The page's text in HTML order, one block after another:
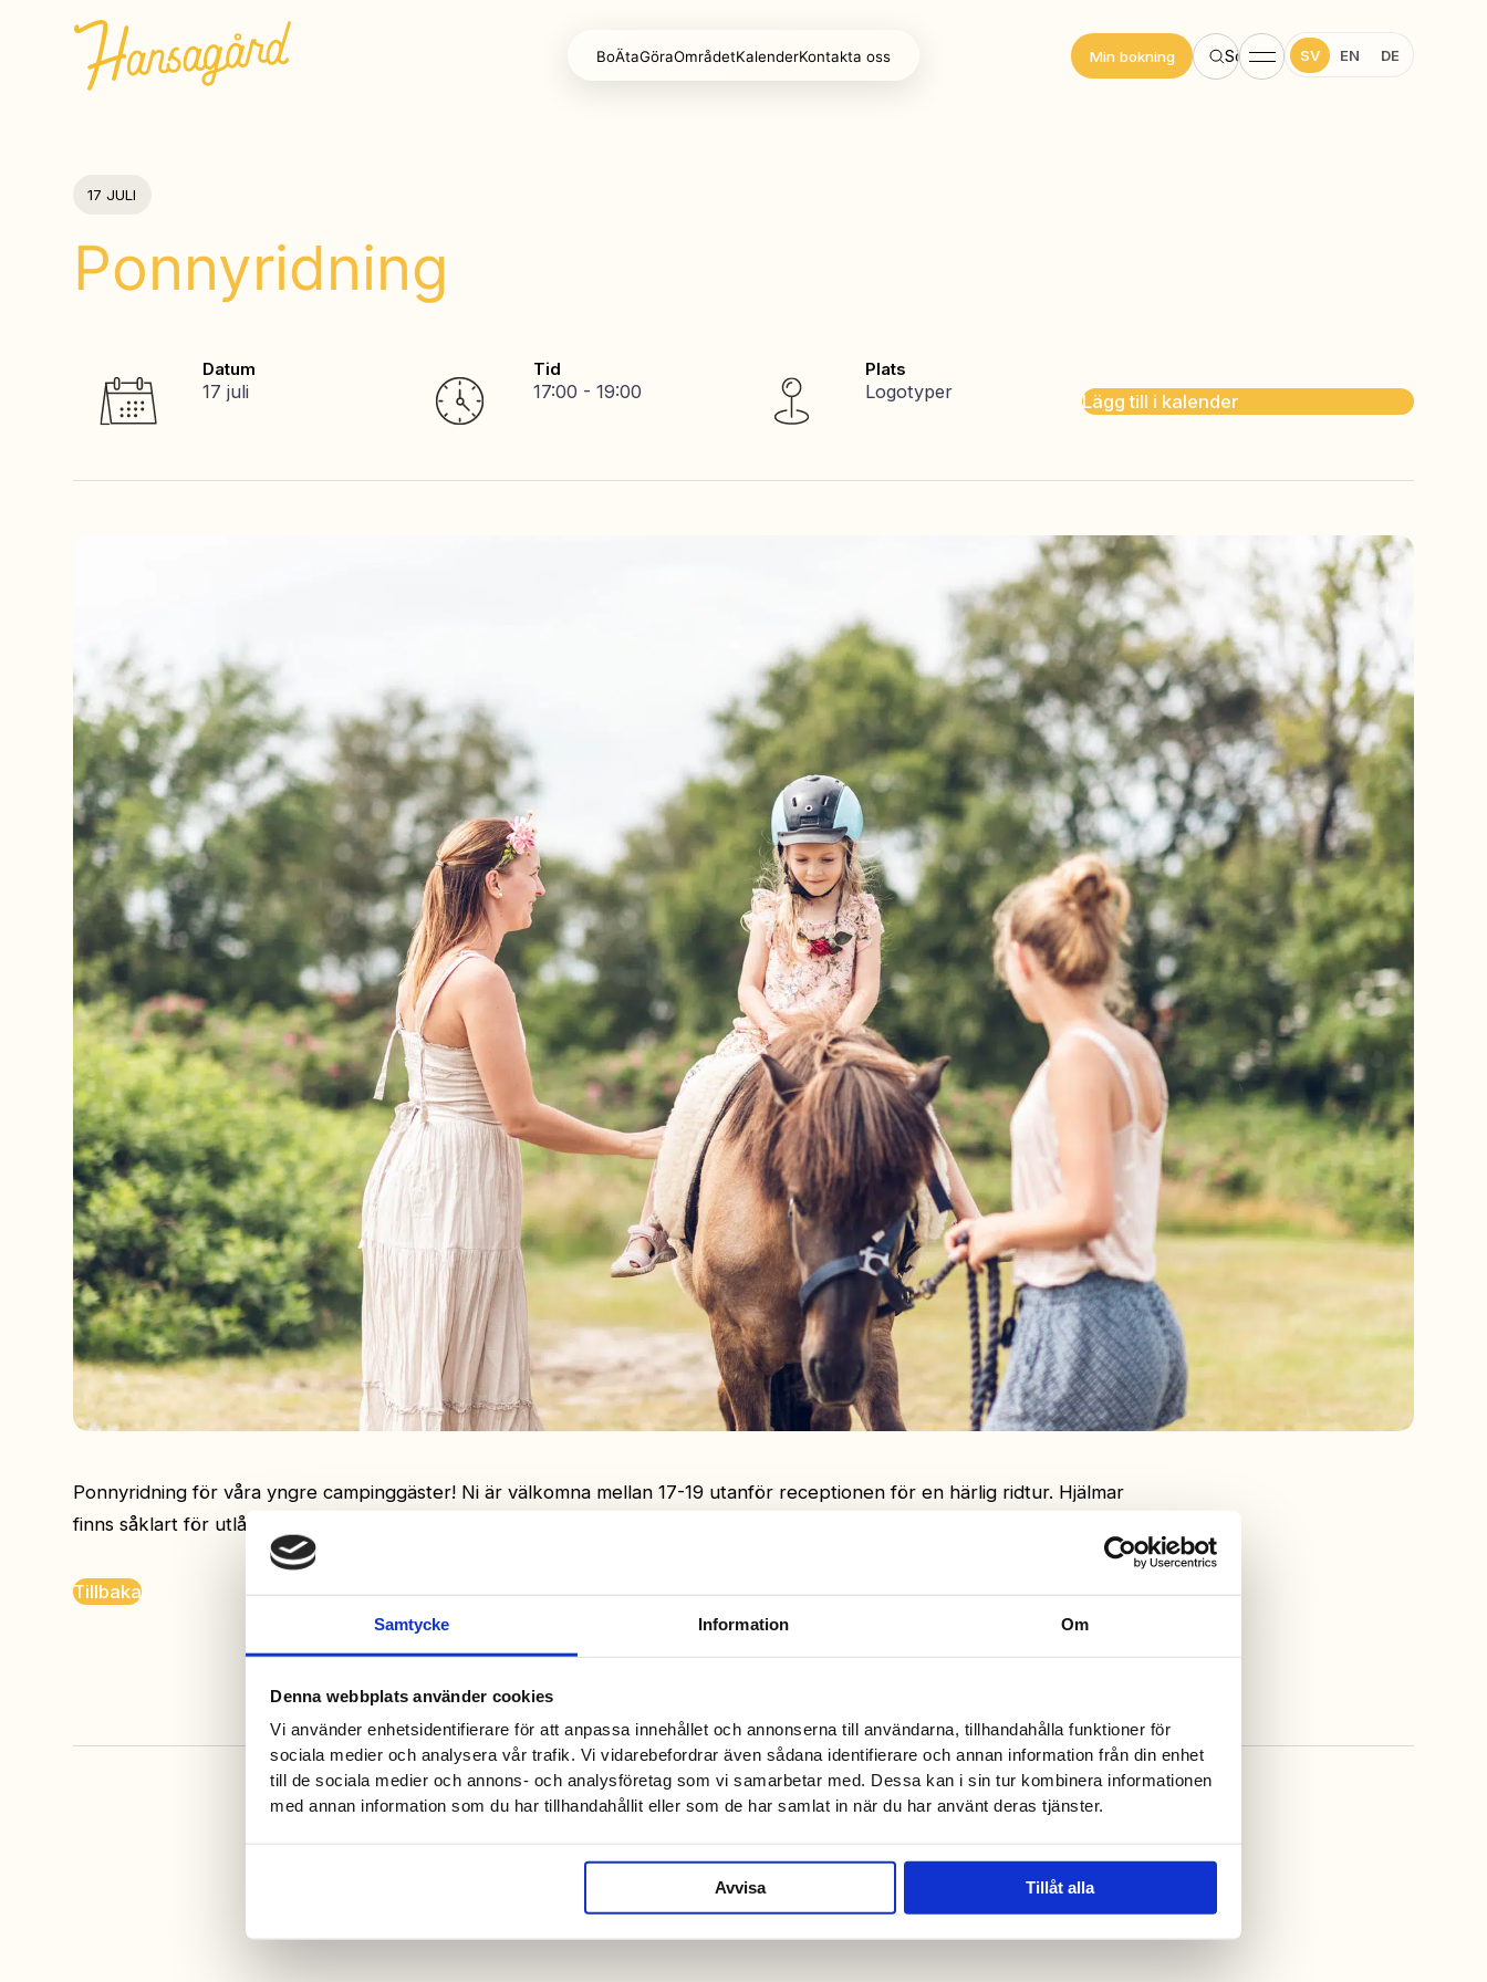
Samtycke Information Om
Denna webbplats använder cookies
Vi använder enhetsidentifierare för att anpassa innehållet och annonserna till användarna, tillhandahålla funktioner för
sociala medier och analysera vår trafik. Vi vidarebefordrar även sådana identifierare och annan information från din enhet
till de sociala medier och annons- och analysföretag som vi samarbetar med. Dessa kan i sin tur kombinera informationen
med annan information som du har tillhandahållit eller som de har samlat in när du har använt deras tjänster.
Avvisa Tillåt alla
BoÄtaGöraOmrådetKalenderKontakta oss Sök
Min bokning SV EN DE
17 JULI
Ponnyridning
Datum
17 juli
Tid
17:00 - 19:00
Plats
Logotyper Lägg till i kalender
Ponnyridning för våra yngre campinggäster! Ni är välkomna mellan 17-19 utanför receptionen för en härlig ridtur. Hjälmar
finns såklart för utlåning.
Tillbaka